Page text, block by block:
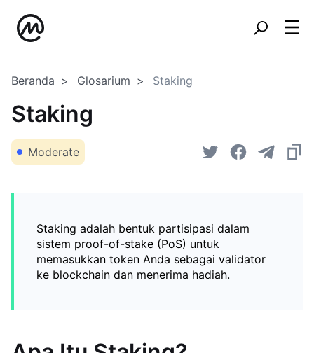
Beranda Glosarium Staking
Staking
Moderate
Staking adalah bentuk partisipasi dalam
sistem proof-of-stake (PoS) untuk
memasukkan token Anda sebagai validator
ke blockchain dan menerima hadiah.